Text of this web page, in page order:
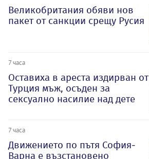
Великобритания обяви нов
пакет от санкции срещу Русия
7 часа
Оставиха в ареста издирван от
Турция мъж, осъден за
сексуално насилие над дете
7 часа
Движението по пътя София-
Варна е възстановено